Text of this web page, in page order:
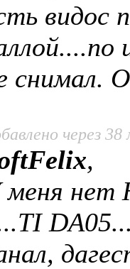
видос
снимал.
через
,
меня нет